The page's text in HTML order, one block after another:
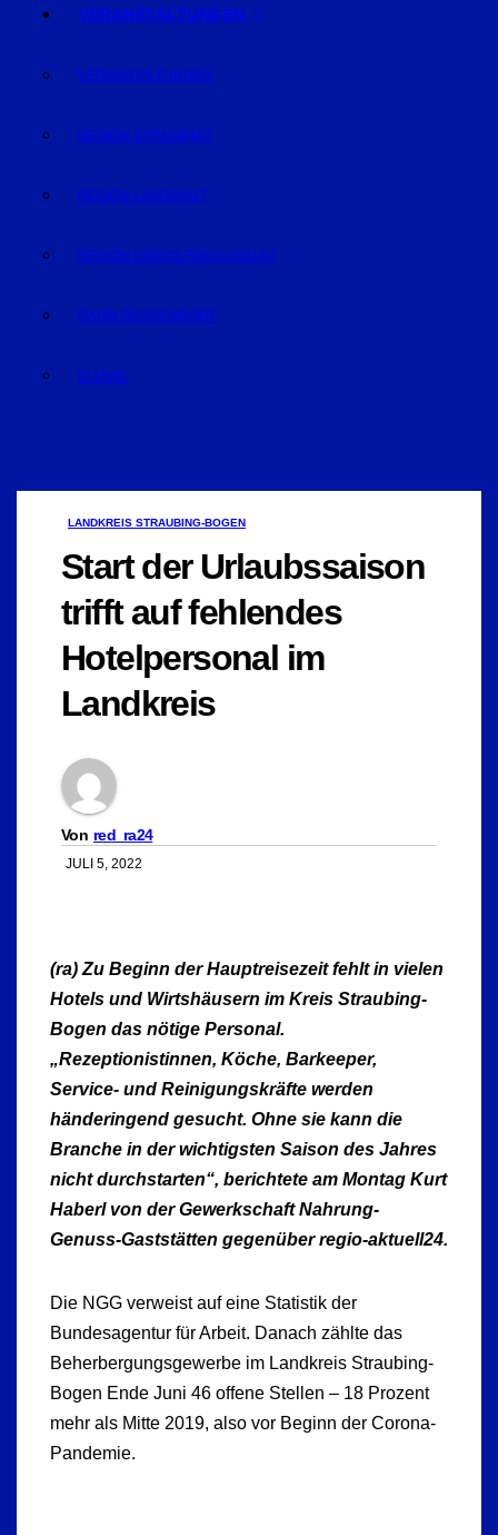
VERANSTALTUNGEN
VERANSTALTUNGEN
REGION STRAUBING
REGION LANDSHUT
REGION DINGOLFING-LANDAU
RAUM DEGGENDORF
BLUVAL
LANDKREIS STRAUBING-BOGEN
Start der Urlaubssaison
trifft auf fehlendes
Hotelpersonal im
Landkreis
Von red_ra24
JULI 5, 2022
(ra) Zu Beginn der Hauptreisezeit fehlt in vielen
Hotels und Wirtshäusern im Kreis Straubing-
Bogen das nötige Personal.
„Rezeptionistinnen, Köche, Barkeeper,
Service- und Reinigungskräfte werden
händeringend gesucht. Ohne sie kann die
Branche in der wichtigsten Saison des Jahres
nicht durchstarten“, berichtete am Montag Kurt
Haberl von der Gewerkschaft Nahrung-
Genuss-Gaststätten gegenüber regio-aktuell24.
Die NGG verweist auf eine Statistik der
Bundesagentur für Arbeit. Danach zählte das
Beherbergungsgewerbe im Landkreis Straubing-
Bogen Ende Juni 46 offene Stellen – 18 Prozent
mehr als Mitte 2019, also vor Beginn der Corona-
Pandemie.